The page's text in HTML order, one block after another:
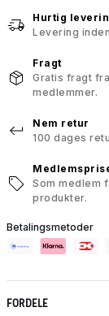
Hurtig
Levering
Fragt
Gratis fragt
medlemmer.
Nem retur
100 dages
Som medlem
produkter.
Betalingsmetoder
FORDELE